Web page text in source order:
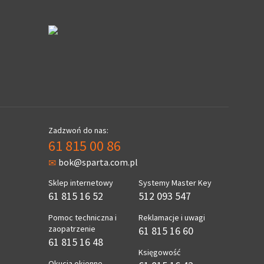
Zadzwoń do nas:
61 815 00 86
bok@sparta.com.pl
Sklep internetowy
61 815 16 52
Pomoc techniczna i
zaopatrzenie
61 815 16 48
Systemy Master Key
512 093 547
Reklamacje i uwagi
61 815 16 60
Księgowość